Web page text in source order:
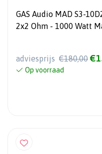
GAS Audio MAD S3-
2x2 Ohm - 1000 Watt
adviesprijs €180,00
Op voorraad